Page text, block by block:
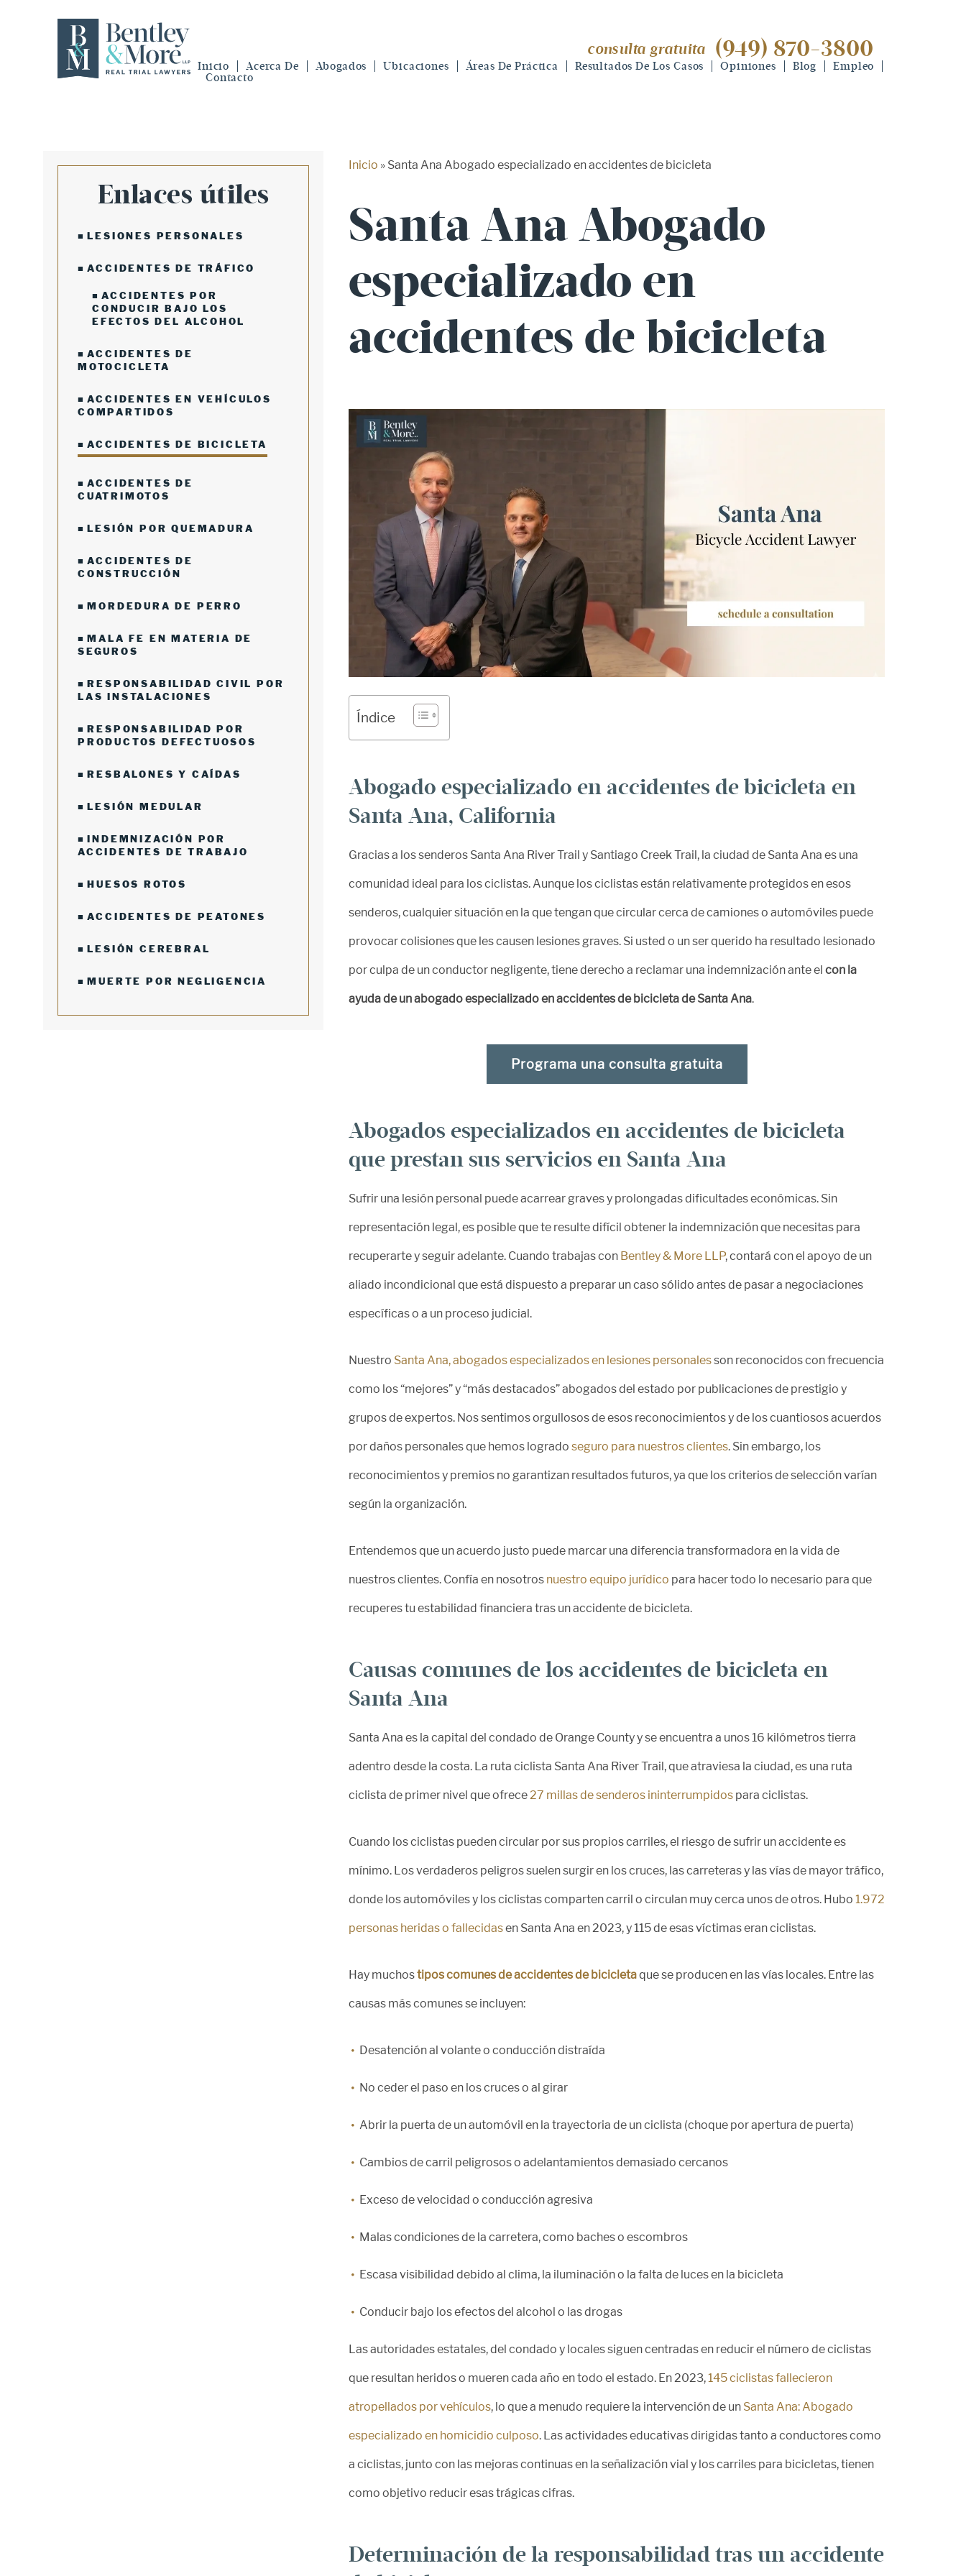
consulta gratuita (949) 870-3800
Inicio Acerca De Abogados Ubicaciones Áreas De Práctica Resultados De Los Casos Opiniones Blog
Empleo
Contacto
consulta gratuita (949) 870-3800
Enlaces útiles
LESIONES PERSONALES
ACCIDENTES DE TRÁFICO
ACCIDENTES POR
CONDUCIR BAJO LOS
EFECTOS DEL ALCOHOL
ACCIDENTES DE
MOTOCICLETA
ACCIDENTES EN VEHÍCULOS
COMPARTIDOS
ACCIDENTES DE BICICLETA
ACCIDENTES DE
CUATRIMOTOS
LESIÓN POR QUEMADURA
ACCIDENTES DE
CONSTRUCCIÓN
MORDEDURA DE PERRO
MALA FE EN MATERIA DE
SEGUROS
RESPONSABILIDAD CIVIL POR
LAS INSTALACIONES
RESPONSABILIDAD POR
PRODUCTOS DEFECTUOSOS
RESBALONES Y CAÍDAS
LESIÓN MEDULAR
INDEMNIZACIÓN POR
ACCIDENTES DE TRABAJO
HUESOS ROTOS
ACCIDENTES DE PEATONES
LESIÓN CEREBRAL
MUERTE POR NEGLIGENCIA
Inicio » Santa Ana Abogado especializado en accidentes de bicicleta
Santa Ana Abogado
especializado en
accidentes de bicicleta
Índice
Abogado especializado en accidentes de bicicleta en
Santa Ana, California
Gracias a los senderos Santa Ana River Trail y Santiago Creek Trail, la ciudad de Santa Ana es una
comunidad ideal para los ciclistas. Aunque los ciclistas están relativamente protegidos en esos
senderos, cualquier situación en la que tengan que circular cerca de camiones o automóviles puede
provocar colisiones que les causen lesiones graves. Si usted o un ser querido ha resultado lesionado
por culpa de un conductor negligente, tiene derecho a reclamar una indemnización ante el con la
ayuda de un abogado especializado en accidentes de bicicleta de Santa Ana.
Programa una consulta gratuita
Abogados especializados en accidentes de bicicleta
que prestan sus servicios en Santa Ana
Sufrir una lesión personal puede acarrear graves y prolongadas dificultades económicas. Sin
representación legal, es posible que te resulte difícil obtener la indemnización que necesitas para
recuperarte y seguir adelante. Cuando trabajas con Bentley & More LLP, contará con el apoyo de un
aliado incondicional que está dispuesto a preparar un caso sólido antes de pasar a negociaciones
específicas o a un proceso judicial.
Nuestro Santa Ana, abogados especializados en lesiones personalesson reconocidos con frecuencia
como los “mejores” y “más destacados” abogados del estado por publicaciones de prestigio y
grupos de expertos. Nos sentimos orgullosos de esos reconocimientos y de los cuantiosos acuerdos
por daños personales que hemos logrado seguro para nuestros clientes. Sin embargo, los
reconocimientos y premios no garantizan resultados futuros, ya que los criterios de selección varían
según la organización.
Entendemos que un acuerdo justo puede marcar una diferencia transformadora en la vida de
nuestros clientes. Confía en nosotros nuestro equipo jurídico para hacer todo lo necesario para que
recuperes tu estabilidad financiera tras un accidente de bicicleta.
Causas comunes de los accidentes de bicicleta en
Santa Ana
Santa Ana es la capital del condado de Orange County y se encuentra a unos 16 kilómetros tierra
adentro desde la costa. La ruta ciclista Santa Ana River Trail, que atraviesa la ciudad, es una ruta
ciclista de primer nivel que ofrece27 millas de senderos ininterrumpidos para ciclistas.
Cuando los ciclistas pueden circular por sus propios carriles, el riesgo de sufrir un accidente es
mínimo. Los verdaderos peligros suelen surgir en los cruces, las carreteras y las vías de mayor tráfico,
donde los automóviles y los ciclistas comparten carril o circulan muy cerca unos de otros. Hubo 1.972
personas heridas o fallecidasen Santa Ana en 2023, y 115 de esas víctimas eran ciclistas.
Hay muchostipos comunes de accidentes de bicicletaque se producen en las vías locales. Entre las
causas más comunes se incluyen:
Desatención al volante o conducción distraída
No ceder el paso en los cruces o al girar
Abrir la puerta de un automóvil en la trayectoria de un ciclista (choque por apertura de puerta)
Cambios de carril peligrosos o adelantamientos demasiado cercanos
Exceso de velocidad o conducción agresiva
Malas condiciones de la carretera, como baches o escombros
Escasa visibilidad debido al clima, la iluminación o la falta de luces en la bicicleta
Conducir bajo los efectos del alcohol o las drogas
Las autoridades estatales, del condado y locales siguen centradas en reducir el número de ciclistas
que resultan heridos o mueren cada año en todo el estado. En 2023,145 ciclistas fallecieron
atropellados por vehículos, lo que a menudo requiere la intervención de un Santa Ana: Abogado
especializado en homicidio culposo. Las actividades educativas dirigidas tanto a conductores como
a ciclistas, junto con las mejoras continuas en la señalización vial y los carriles para bicicletas, tienen
como objetivo reducir esas trágicas cifras.
Determinación de la responsabilidad tras un accidente